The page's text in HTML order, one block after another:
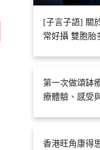
[子言子語] 關
常好攝 雙胞胎
第一次做頌缽
療體驗、感受
香港旺角康得